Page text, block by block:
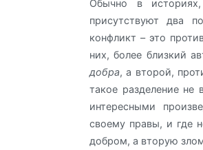
Обычно в
присутствуют два
конфликт – это
них, более близкий
добра, а второй,
такое разделение не
интересными
своему правы, и где
добром, а вторую